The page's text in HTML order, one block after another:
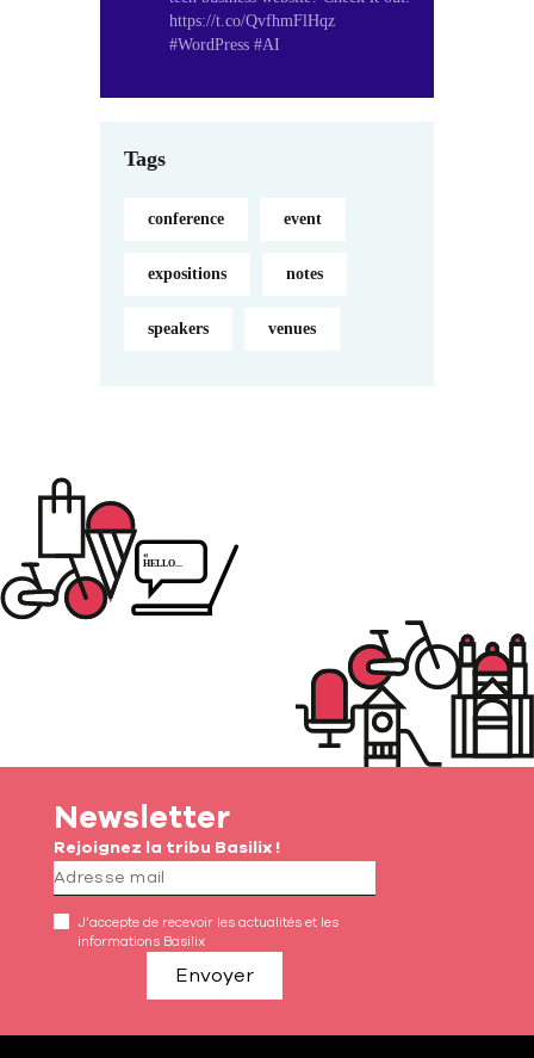
https://t.co/QvfhmFlHqz
#WordPress #AI
Tags
conference event
expositions notes
speakers venues
Newsletter
Rejoignez la tribu Basilix !
J’accepte de recevoir les actualités et les
informations Basilix
Envoyer